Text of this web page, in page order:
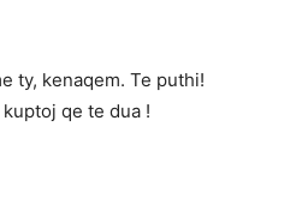
ty, kenaqem. Te puthi!
qe te dua !